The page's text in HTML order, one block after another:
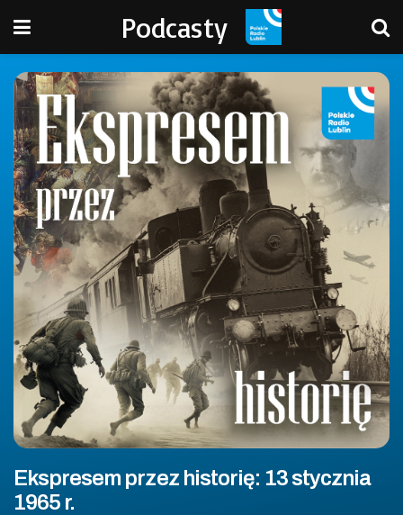
Podcasty
Ekspresem przez historię: 13 stycznia
1965 r.